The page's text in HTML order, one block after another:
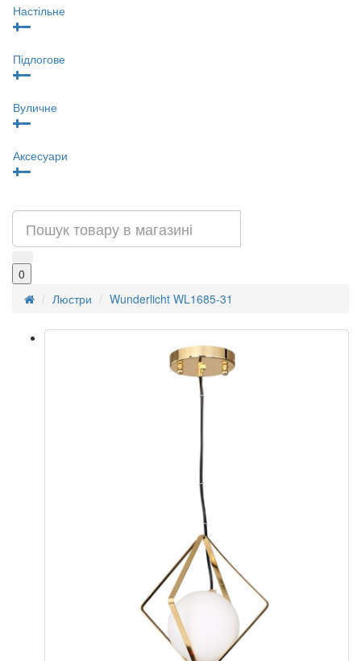
Настільне
Підлогове
Вуличне
Аксесуари
0
Люстри
Wunderlicht WL1685-31